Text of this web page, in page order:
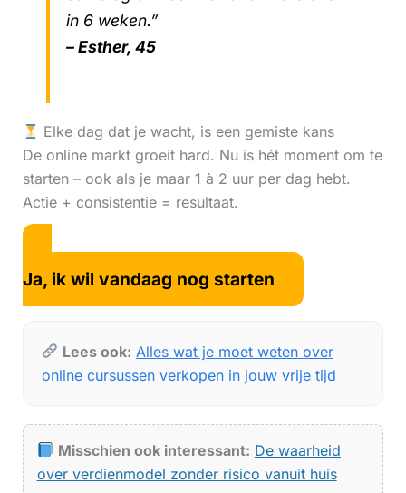
in 6 weken.”
– Esther, 45
Elke dag dat je wacht, is een gemiste kans
De online markt groeit hard. Nu is hét moment om te
starten – ook als je maar 1 à 2 uur per dag hebt.
Actie + consistentie = resultaat.
Ja, ik wil vandaag nog starten
Lees ook: Alles wat je moet weten over
online cursussen verkopen in jouw vrije tijd
Misschien ook interessant: De waarheid
over verdienmodel zonder risico vanuit huis